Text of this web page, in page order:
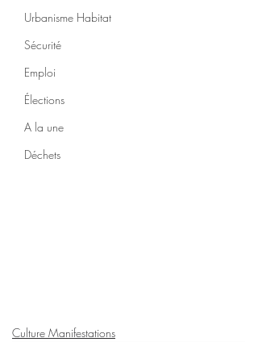
Urbanisme Habitat
Sécurité
Emploi
Élections
A la une
Déchets
Culture Manifestations